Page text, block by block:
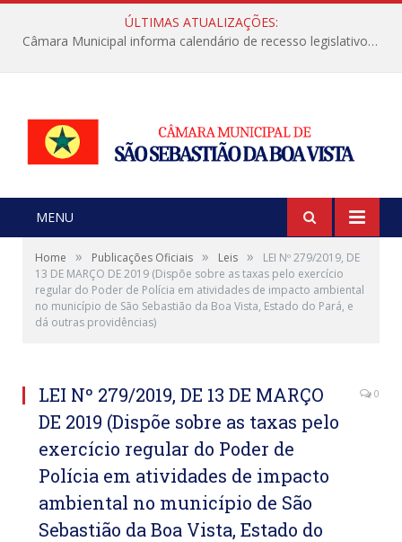
ÚLTIMAS ATUALIZAÇÕES:
Câmara Municipal informa calendário de recesso legislativo de julho
MENU
Home » Publicações Oficiais » Leis »
LEI Nº 279/2019, DE
13 DE MARÇO DE 2019 (Dispõe sobre as taxas pelo exercício
regular do Poder de Polícia em atividades de impacto ambiental
no município de São Sebastião da Boa Vista, Estado do Pará, e
dá outras providências)
LEI Nº 279/2019, DE 13 DE MARÇO
DE 2019 (Dispõe sobre as taxas pelo
exercício regular do Poder de
Polícia em atividades de impacto
ambiental no município de São
Sebastião da Boa Vista, Estado do
0